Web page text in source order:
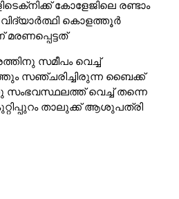
കോളേജിലെ രണ്ടാം
കൊളത്തൂര്‍
സമീപം വെച്ച്
സഞ്ചരിച്ചിരുന്ന ബൈക്ക്
സംഭവസ്ഥലത്ത് വെച്ച് തന്നെ
താലുക്ക് ആശുപത്രി